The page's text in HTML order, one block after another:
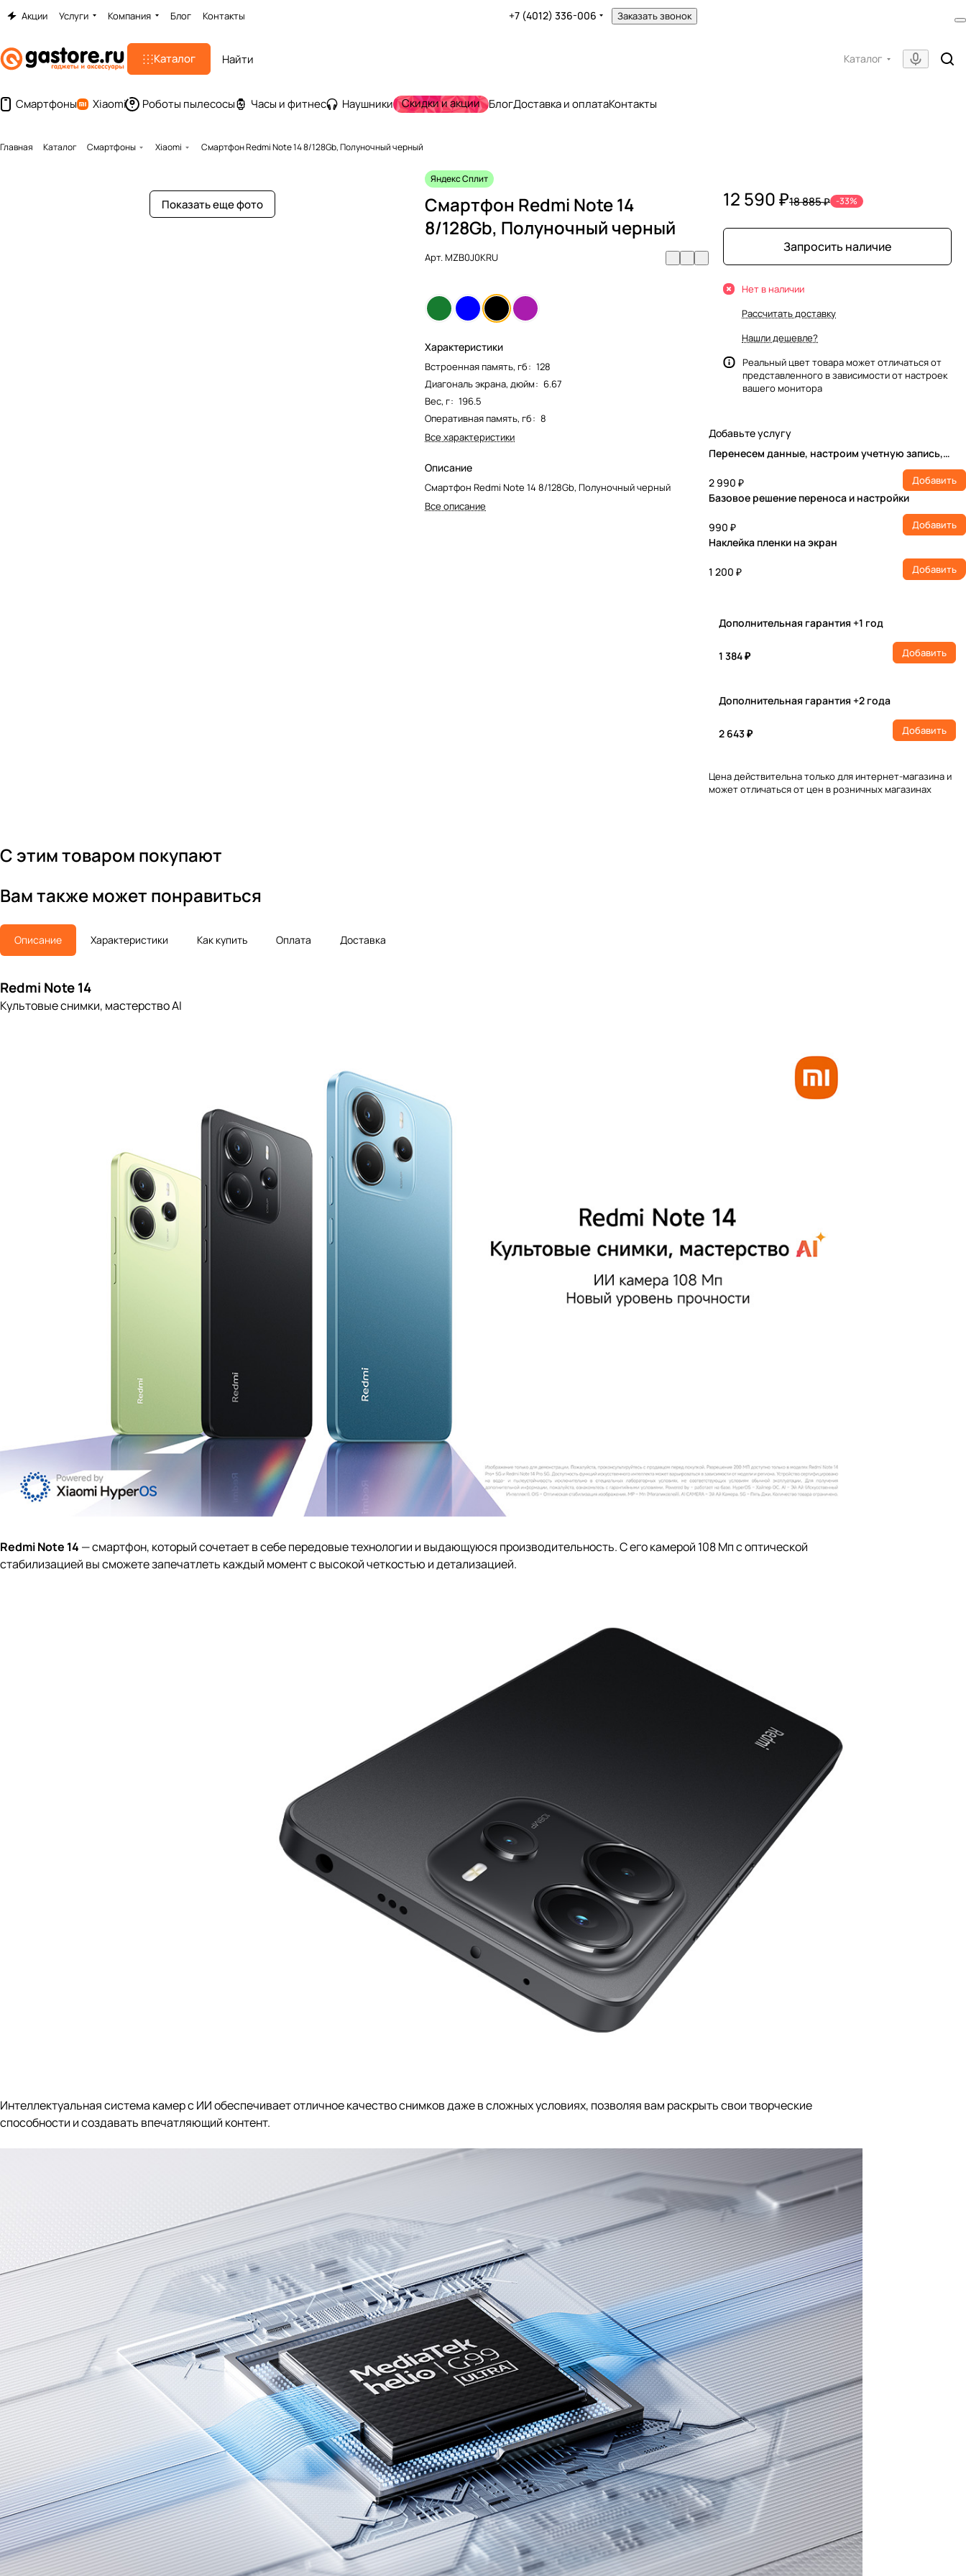
Акции Услуги Компания Блог Контакты +7 (4012) 336-006 Заказать звонок
Каталог Каталог
Смартфоны Xiaomi Роботы пылесосы Часы и фитнес Наушники Скидки и акции БлогДоставка и оплатаКонтакты
Главная Каталог Смартфоны Xiaomi Смартфон Redmi Note 14 8/128Gb, Полуночный черный
Показать еще фото
Яндекс Сплит
Смартфон Redmi Note 14
8/128Gb, Полуночный черный
Арт.MZB0J0KRU
Характеристики
Встроенная память, гб: 128
Диагональ экрана, дюйм: 6.67
Вес, г: 196.5
Оперативная память, гб: 8
Все характеристики
Описание
Смартфон Redmi Note 14 8/128Gb, Полуночный черный
Все описание
12 590 ₽18 885 ₽ -33%
Запросить наличие
Нет в наличии
Рассчитать доставку
Нашли дешевле?
Реальный цвет товара может отличаться от
представленного в зависимости от настроек
вашего монитора
Добавьте услугу
Перенесем данные, настроим учетную запись,
2 990 ₽
Добавить
Базовое решение переноса и настройки
990 ₽ Добавить
Наклейка пленки на экран
1 200 ₽ Добавить
Дополнительная гарантия +1 год
1 384 ₽ Добавить
Дополнительная гарантия +2 года
2 643 ₽ Добавить
Цена действительна только для интернет-магазина и
может отличаться от цен в розничных магазинах
С этим товаром покупают
Вам также может понравиться
Описание Характеристики Как купить Оплата Доставка
Redmi Note 14
Культовые снимки, мастерство AI
Redmi Note 14 — смартфон, который сочетает в себе передовые технологии и выдающуюся производительность. С его камерой 108 Мп с оптической
стабилизацией вы сможете запечатлеть каждый момент с высокой четкостью и детализацией.
Интеллектуальная система камер с ИИ обеспечивает отличное качество снимков даже в сложных условиях, позволяя вам раскрыть свои творческие
способности и создавать впечатляющий контент.